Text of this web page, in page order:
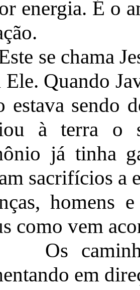
energia. É o
se chama
Ele. Quando
estava sendo
à terra o
já tinha
sacrifícios a
homens
como vem
caminhos
em